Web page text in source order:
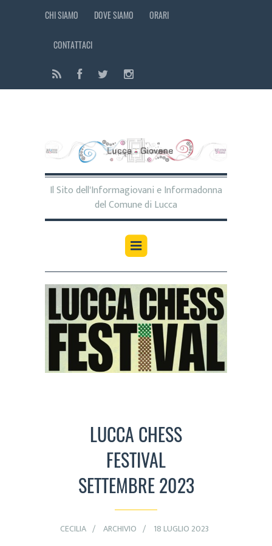
CHI SIAMO DOVE SIAMO ORARI
CONTATTACI
Il Sito dell'Informagiovani e Informadonna
del Comune di Lucca
LUCCA CHESS
FESTIVAL
SETTEMBRE 2023
CECILIA ARCHIVIO 18 LUGLIO 2023